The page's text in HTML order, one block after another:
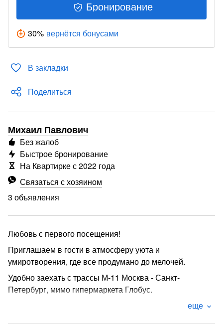
Бронирование
30% вернётся бонусами
В закладки
Поделиться
Михаил Павлович
Связаться с хозяином
3 объявления
Без жалоб
Быстрое бронирование
На Квартирке с 2022 года
Любовь с первого посещения!
Приглашаем в гости в атмосферу уюта и
умиротворения, где все продумано до мелочей.
Удобно заехать с трассы М-11 Москва - Санкт-
Петербург, мимо гипермаркета Глобус.
- ресторан, пиццерии, ресторан быстрого
еще